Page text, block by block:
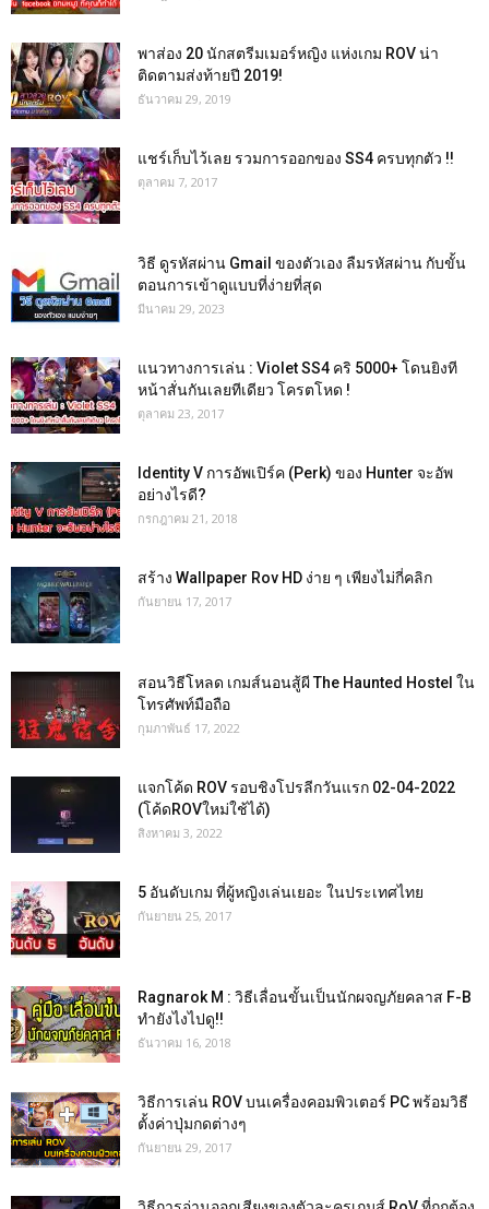
พาส่อง 20 นักสตรีมเมอร์หญิง แห่งเกม ROV น่า
ติดตามส่งท้ายปี 2019!
ธันวาคม 29, 2019
แชร์เก็บไว้เลย รวมการออกของ SS4 ครบทุกตัว !!
ตุลาคม 7, 2017
วิธี ดูรหัสผ่าน Gmail ของตัวเอง ลืมรหัสผ่าน กับขั้น
ตอนการเข้าดูแบบที่ง่ายที่สุด
มีนาคม 29, 2023
แนวทางการเล่น : Violet SS4 คริ 5000+ โดนยิงที
หน้าสั่นกันเลยทีเดียว โครตโหด !
ตุลาคม 23, 2017
Identity V การอัพเปิร์ค (Perk) ของ Hunter จะอัพ
อย่างไรดี?
กรกฎาคม 21, 2018
สร้าง Wallpaper Rov HD ง่าย ๆ เพียงไม่กี่คลิก
กันยายน 17, 2017
สอนวิธีโหลด เกมส์นอนสู้ผี The Haunted Hostel ใน
โทรศัพท์มือถือ
กุมภาพันธ์ 17, 2022
แจกโค้ด ROV รอบชิงโปรลีกวันแรก 02-04-2022
(โค้ดROVใหม่ใช้ได้)
สิงหาคม 3, 2022
5 อันดับเกม ที่ผู้หญิงเล่นเยอะ ในประเทศไทย
กันยายน 25, 2017
Ragnarok M : วิธีเลื่อนขั้นเป็นนักผจญภัยคลาส F-B
ทำยังไงไปดู!!
ธันวาคม 16, 2018
วิธีการเล่น ROV บนเครื่องคอมพิวเตอร์ PC พร้อมวิธี
ตั้งค่าปุ่มกดต่างๆ
กันยายน 29, 2017